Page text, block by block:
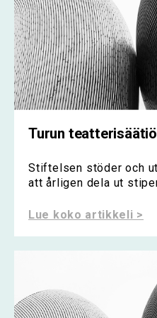
Turun teatterisäätiö
Stiftelsen stöder och
att årligen dela ut
Lue koko artikkeli >